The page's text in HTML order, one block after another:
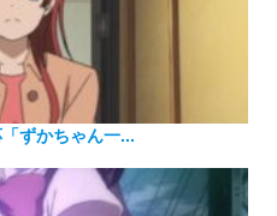
ずかちゃん一...